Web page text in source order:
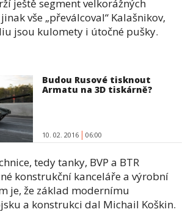
ještě segment velkorážných
vše „převálcoval“ Kalašnikov,
jsou kulomety i útočné pušky.
Budou Rusové tisknout
Armatu na 3D tiskárně?
10. 02. 2016 06:00
tedy tanky, BVP a BTR
konstrukční kanceláře a výrobní
je, že základ modernímu
a konstrukci dal Michail Koškin.